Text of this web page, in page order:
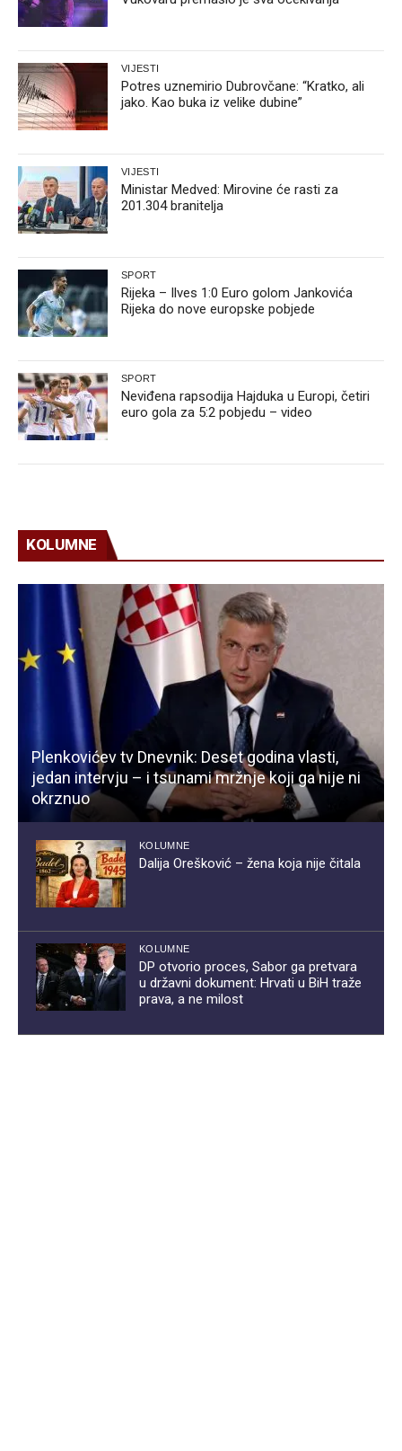
VIJESTI
Potres uznemirio Dubrovčane: “Kratko, ali
jako. Kao buka iz velike dubine”
VIJESTI
Ministar Medved: Mirovine će rasti za
201.304 branitelja
SPORT
Rijeka – Ilves 1:0 Euro golom Jankovića
Rijeka do nove europske pobjede
SPORT
Neviđena rapsodija Hajduka u Europi, četiri
euro gola za 5:2 pobjedu – video
KOLUMNE
Plenkovićev tv Dnevnik: Deset godina vlasti,
jedan intervju – i tsunami mržnje koji ga nije ni
okrznuo
KOLUMNE
Dalija Orešković – žena koja nije čitala
KOLUMNE
DP otvorio proces, Sabor ga pretvara
u državni dokument: Hrvati u BiH traže
prava, a ne milost